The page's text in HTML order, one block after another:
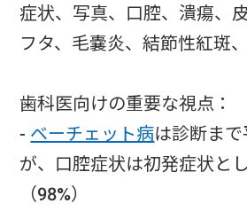
症状、写真、口腔、潰瘍、
フタ、毛嚢炎、結節性紅斑
歯科医向けの重要な視点：
- ベーチェット病は診断ま
が、口腔症状は初発症状と
（98%）